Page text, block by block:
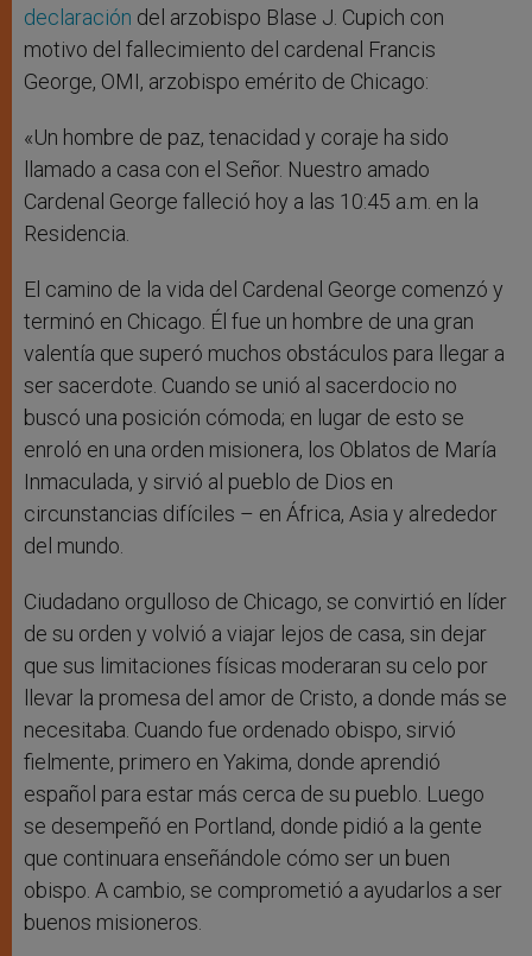
declaración del arzobispo Blase J. Cupich con
motivo del fallecimiento del cardenal Francis
George, OMI, arzobispo emérito de Chicago:
«Un hombre de paz, tenacidad y coraje ha sido
llamado a casa con el Señor. Nuestro amado
Cardenal George falleció hoy a las 10:45 a.m. en la
Residencia.
El camino de la vida del Cardenal George comenzó y
terminó en Chicago. Él fue un hombre de una gran
valentía que superó muchos obstáculos para llegar a
ser sacerdote. Cuando se unió al sacerdocio no
buscó una posición cómoda; en lugar de esto se
enroló en una orden misionera, los Oblatos de María
Inmaculada, y sirvió al pueblo de Dios en
circunstancias difíciles – en África, Asia y alrededor
del mundo.
Ciudadano orgulloso de Chicago, se convirtió en líder
de su orden y volvió a viajar lejos de casa, sin dejar
que sus limitaciones físicas moderaran su celo por
llevar la promesa del amor de Cristo, a donde más se
necesitaba. Cuando fue ordenado obispo, sirvió
fielmente, primero en Yakima, donde aprendió
español para estar más cerca de su pueblo. Luego
se desempeñó en Portland, donde pidió a la gente
que continuara enseñándole cómo ser un buen
obispo. A cambio, se comprometió a ayudarlos a ser
buenos misioneros.